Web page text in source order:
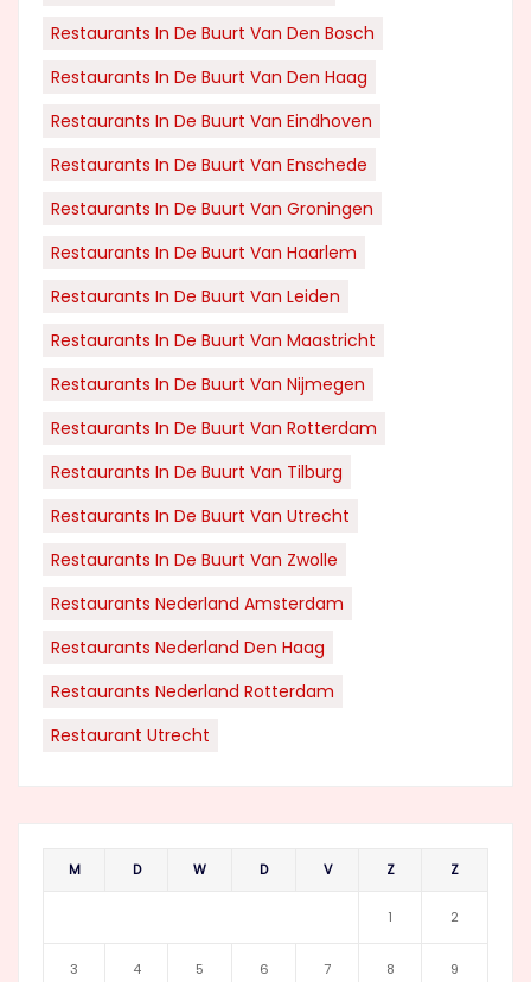
Restaurants In De Buurt Van Den Bosch
Restaurants In De Buurt Van Den Haag
Restaurants In De Buurt Van Eindhoven
Restaurants In De Buurt Van Enschede
Restaurants In De Buurt Van Groningen
Restaurants In De Buurt Van Haarlem
Restaurants In De Buurt Van Leiden
Restaurants In De Buurt Van Maastricht
Restaurants In De Buurt Van Nijmegen
Restaurants In De Buurt Van Rotterdam
Restaurants In De Buurt Van Tilburg
Restaurants In De Buurt Van Utrecht
Restaurants In De Buurt Van Zwolle
Restaurants Nederland Amsterdam
Restaurants Nederland Den Haag
Restaurants Nederland Rotterdam
Restaurant Utrecht
M D W D V Z Z
1 2
3 4 5 6 7 8 9